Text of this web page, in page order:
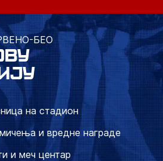
БЕО
на стадион
и вредне награде
и меч центар